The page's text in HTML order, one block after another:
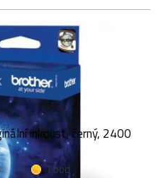
inkoust, černý, 2400
1 bod